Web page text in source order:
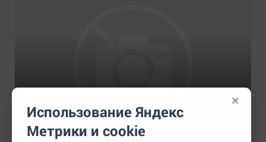
В Челябинске военные коммунальщики
отработали тушение пожаров
×
Использование Яндекс
Метрики и cookie